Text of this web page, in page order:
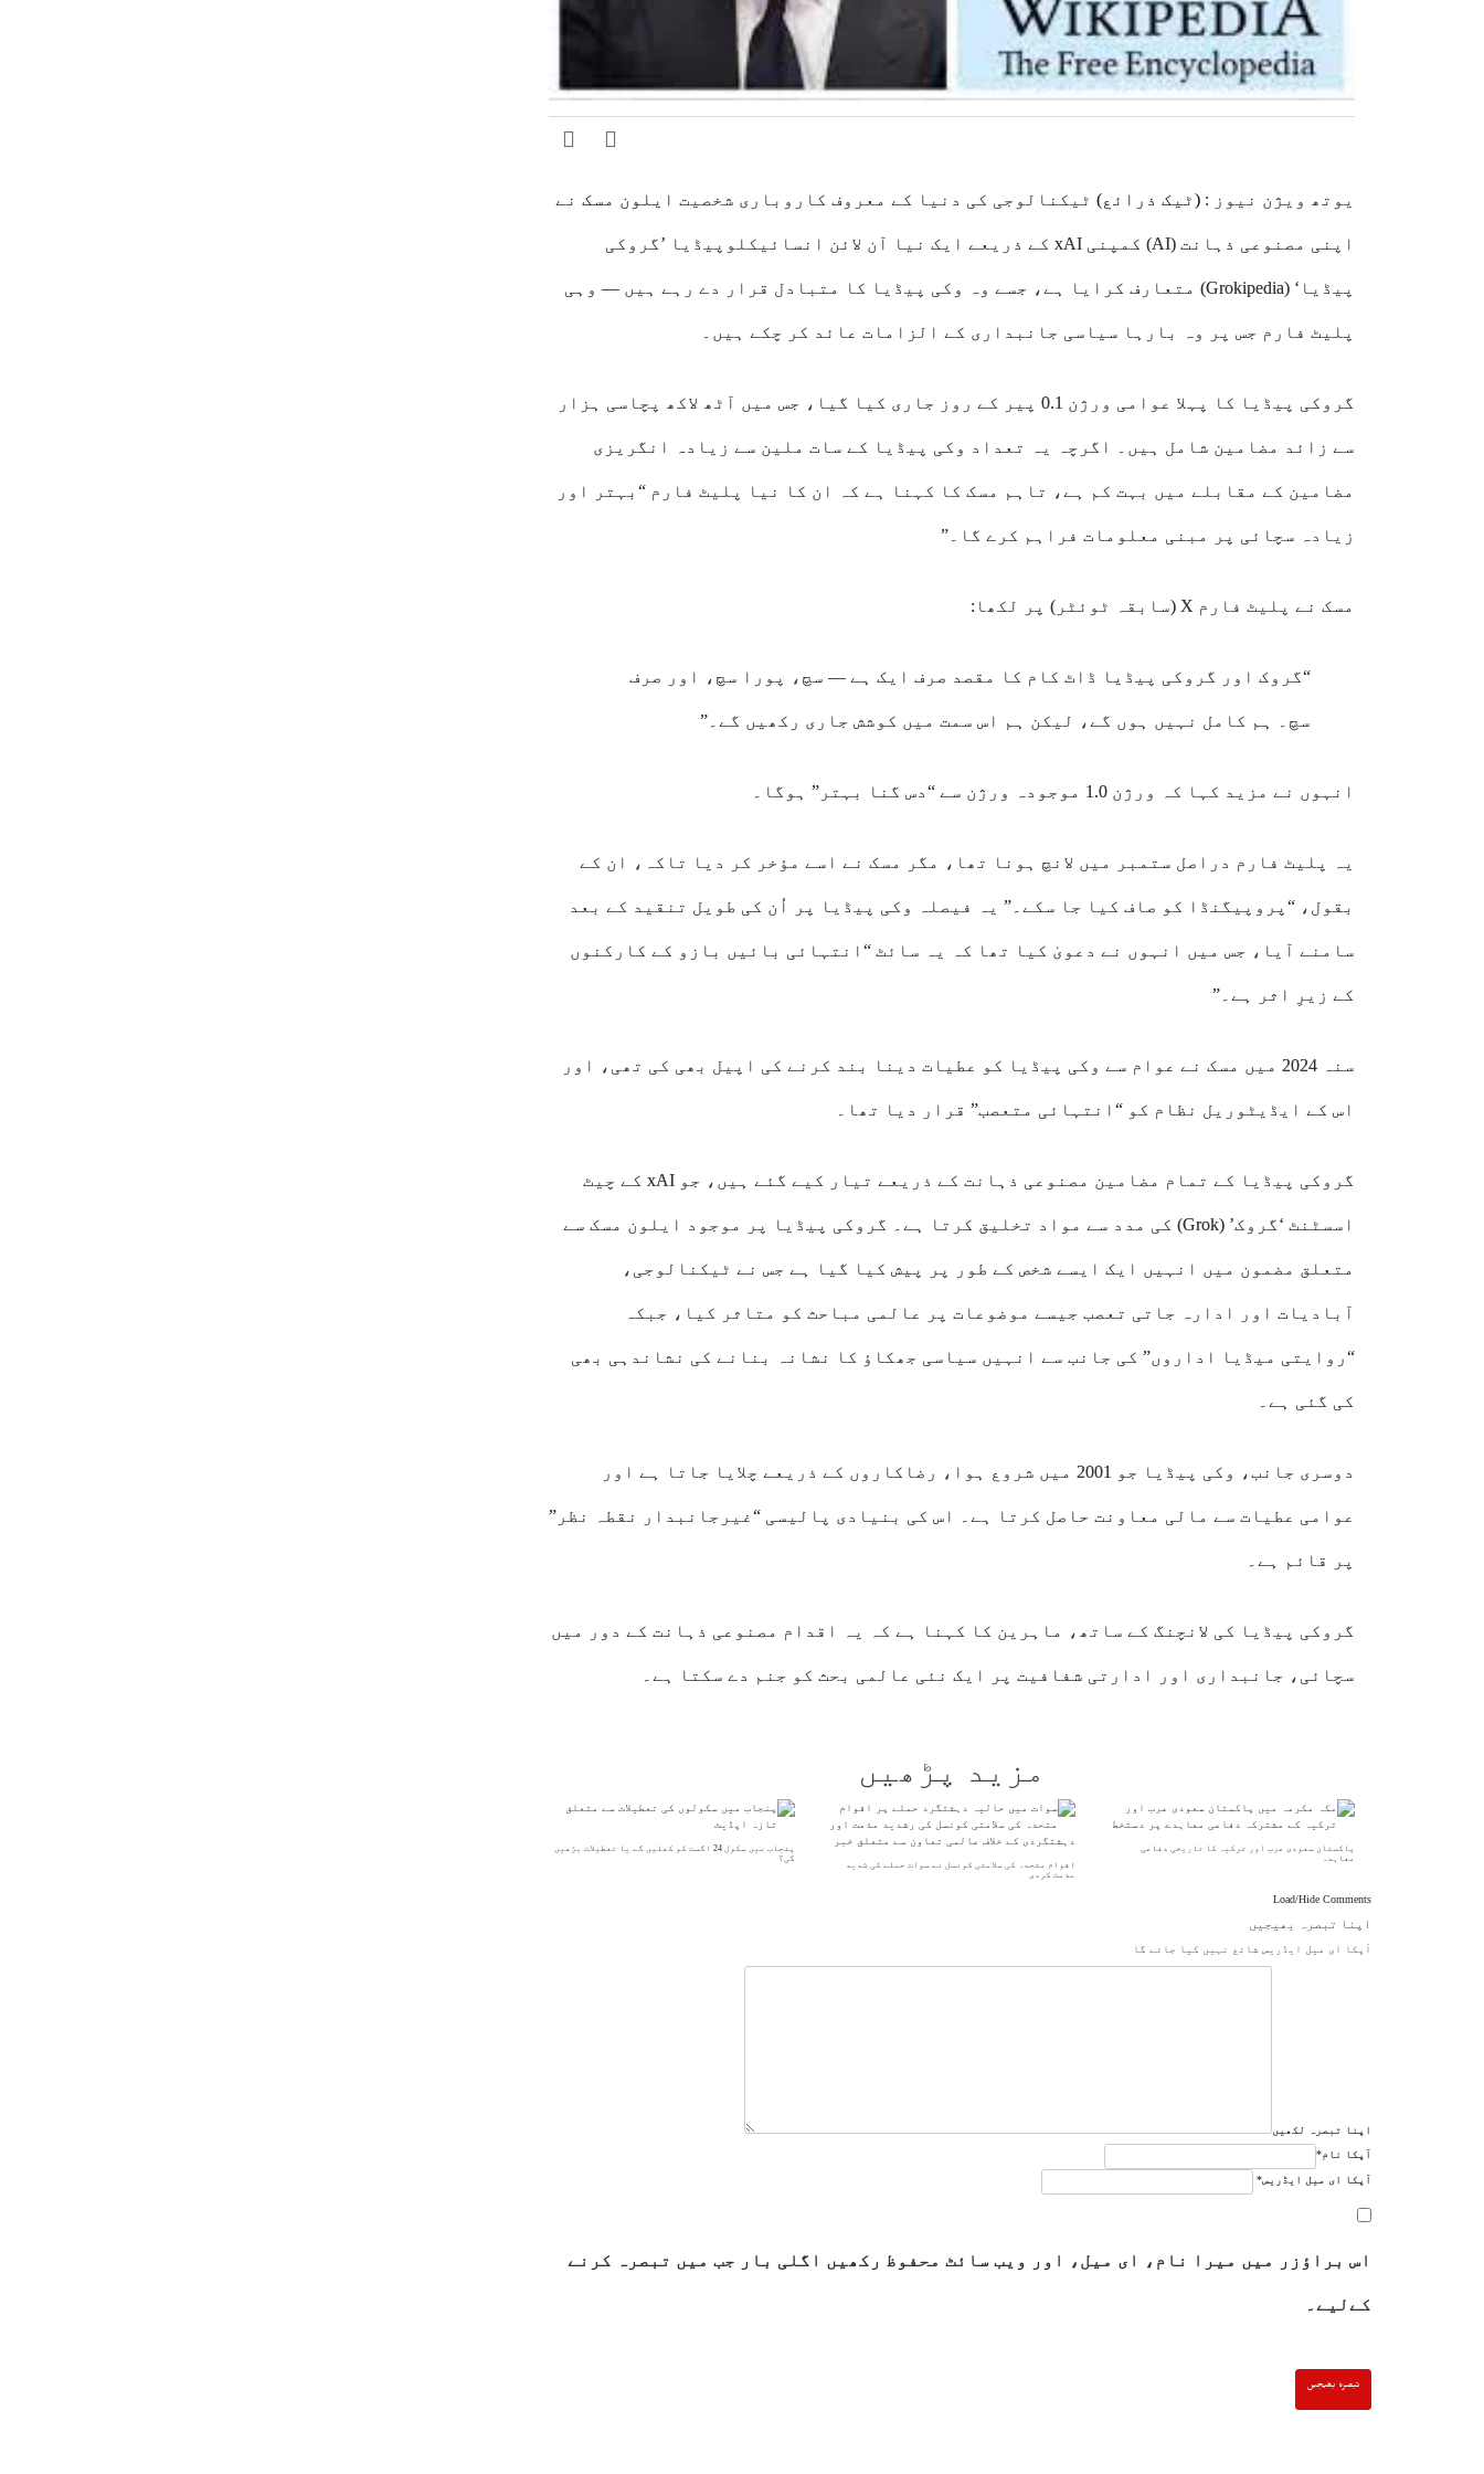
یوتھ ویژن نیوز : (ٹیک ذرائع) ٹیکنالوجی کی دنیا کے معروف کاروباری شخصیت ایلون مسک نے
اپنی مصنوعی ذہانت (AI) کمپنی xAI کے ذریعے ایک نیا آن لائن انسائیکلوپیڈیا ’گروکی
پیڈیا‘ (Grokipedia) متعارف کرایا ہے، جسے وہ وکی پیڈیا کا متبادل قرار دے رہے ہیں — وہی
پلیٹ فارم جس پر وہ بارہا سیاسی جانبداری کے الزامات عائد کر چکے ہیں۔
گروکی پیڈیا کا پہلا عوامی ورژن 0.1 پیر کے روز جاری کیا گیا، جس میں آٹھ لاکھ پچاسی ہزار
سے زائد مضامین شامل ہیں۔ اگرچہ یہ تعداد وکی پیڈیا کے سات ملین سے زیادہ انگریزی
مضامین کے مقابلے میں بہت کم ہے، تاہم مسک کا کہنا ہے کہ ان کا نیا پلیٹ فارم “بہتر اور
زیادہ سچائی پر مبنی معلومات فراہم کرے گا۔”
مسک نے پلیٹ فارم X (سابقہ ٹوئٹر) پر لکھا:
“گروک اور گروکی پیڈیا ڈاٹ کام کا مقصد صرف ایک ہے — سچ، پورا سچ، اور صرف
سچ۔ ہم کامل نہیں ہوں گے، لیکن ہم اس سمت میں کوشش جاری رکھیں گے۔”
انہوں نے مزید کہا کہ ورژن 1.0 موجودہ ورژن سے “دس گنا بہتر” ہوگا۔
یہ پلیٹ فارم دراصل ستمبر میں لانچ ہونا تھا، مگر مسک نے اسے مؤخر کر دیا تاکہ، ان کے
بقول، “پروپیگنڈا کو صاف کیا جا سکے۔” یہ فیصلہ وکی پیڈیا پر اُن کی طویل تنقید کے بعد
سامنے آیا، جس میں انہوں نے دعویٰ کیا تھا کہ یہ سائٹ “انتہائی بائیں بازو کے کارکنوں
کے زیرِ اثر ہے۔”
سنہ 2024 میں مسک نے عوام سے وکی پیڈیا کو عطیات دینا بند کرنے کی اپیل بھی کی تھی، اور
اس کے ایڈیٹوریل نظام کو “انتہائی متعصب” قرار دیا تھا۔
گروکی پیڈیا کے تمام مضامین مصنوعی ذہانت کے ذریعے تیار کیے گئے ہیں، جو xAI کے چیٹ
اسسٹنٹ ‘گروک’ (Grok) کی مدد سے مواد تخلیق کرتا ہے۔ گروکی پیڈیا پر موجود ایلون مسک سے
متعلق مضمون میں انہیں ایک ایسے شخص کے طور پر پیش کیا گیا ہے جس نے ٹیکنالوجی،
آبادیات اور ادارہ جاتی تعصب جیسے موضوعات پر عالمی مباحث کو متاثر کیا، جبکہ
“روایتی میڈیا اداروں” کی جانب سے انہیں سیاسی جھکاؤ کا نشانہ بنانے کی نشاندہی بھی
کی گئی ہے۔
دوسری جانب، وکی پیڈیا جو 2001 میں شروع ہوا، رضاکاروں کے ذریعے چلایا جاتا ہے اور
عوامی عطیات سے مالی معاونت حاصل کرتا ہے۔ اس کی بنیادی پالیسی “غیرجانبدار نقطہ نظر”
پر قائم ہے۔
گروکی پیڈیا کی لانچنگ کے ساتھ، ماہرین کا کہنا ہے کہ یہ اقدام مصنوعی ذہانت کے دور میں
سچائی، جانبداری اور ادارتی شفافیت پر ایک نئی عالمی بحث کو جنم دے سکتا ہے۔
مزید پڑھیں
پنجاب میں سکول 24 اگست کو کھلیں گے یا تعطیلات بڑھیں
گی؟
اقوام متحدہ کی سلامتی کونسل نے سوات حملے کی شدید
مذمت کردی
پاکستان سعودی عرب اور ترکیہ کا تاریخی دفاعی
معاہدہ
Load/Hide Comments
اپنا تبصرہ بھیجیں
آپکا ای میل ایڈریس شائع نہیں کیا جائے گا
اپنا تبصرہ لکھیں
آپکا نام*
آپکا ای میل ایڈریس*
اس براؤزر میں میرا نام، ای میل، اور ویب سائٹ محفوظ رکھیں اگلی بار جب میں تبصرہ کرنے
کےلیے۔